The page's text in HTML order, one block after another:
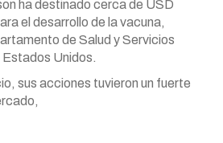
ha destinado cerca de USD
el desarrollo de la vacuna,
de Salud y Servicios
Unidos.
sus acciones tuvieron un fuerte